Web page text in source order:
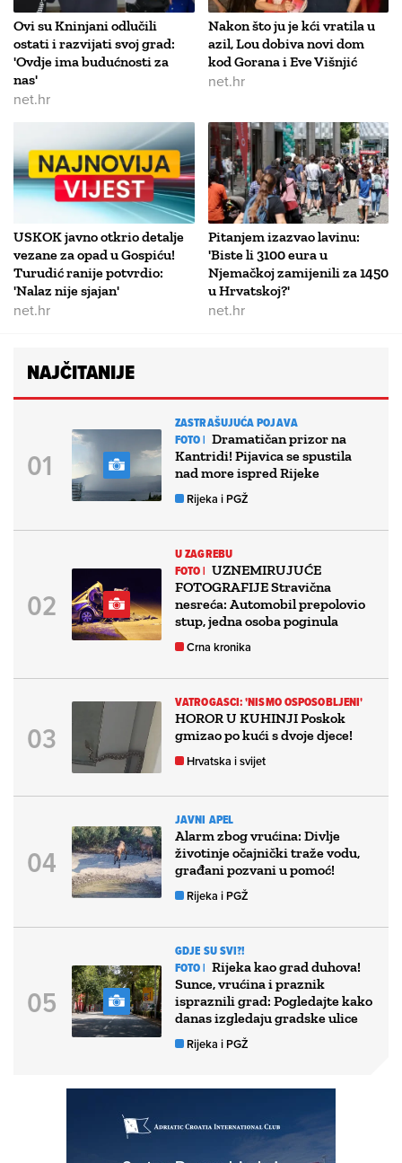
Ovi su Kninjani odlučili
ostati i razvijati svoj grad:
'Ovdje ima budućnosti za
nas'
net.hr
Nakon što ju je kći vratila u
azil, Lou dobiva novi dom
kod Gorana i Eve Višnjić
net.hr
USKOK javno otkrio detalje
vezane za opad u Gospiću!
Turudić ranije potvrdio:
'Nalaz nije sjajan'
net.hr
Pitanjem izazvao lavinu:
'Biste li 3100 eura u
Njemačkoj zamijenili za 1450
u Hrvatskoj?'
net.hr
NAJČITANIJE
ZASTRAŠUJUĆA POJAVA
FOTO | Dramatičan prizor na
Kantridi! Pijavica se spustila
nad more ispred Rijeke
Rijeka i PGŽ
U ZAGREBU
FOTO | UZNEMIRUJUĆE
FOTOGRAFIJE Stravična
nesreća: Automobil prepolovio
stup, jedna osoba poginula
Crna kronika
VATROGASCI: 'NISMO OSPOSOBLJENI'
HOROR U KUHINJI Poskok
gmizao po kući s dvoje djece!
Hrvatska i svijet
JAVNI APEL
Alarm zbog vrućina: Divlje
životinje očajnički traže vodu,
građani pozvani u pomoć!
Rijeka i PGŽ
GDJE SU SVI?!
FOTO | Rijeka kao grad duhova!
Sunce, vrućina i praznik
ispraznili grad: Pogledajte kako
danas izgledaju gradske ulice
Rijeka i PGŽ